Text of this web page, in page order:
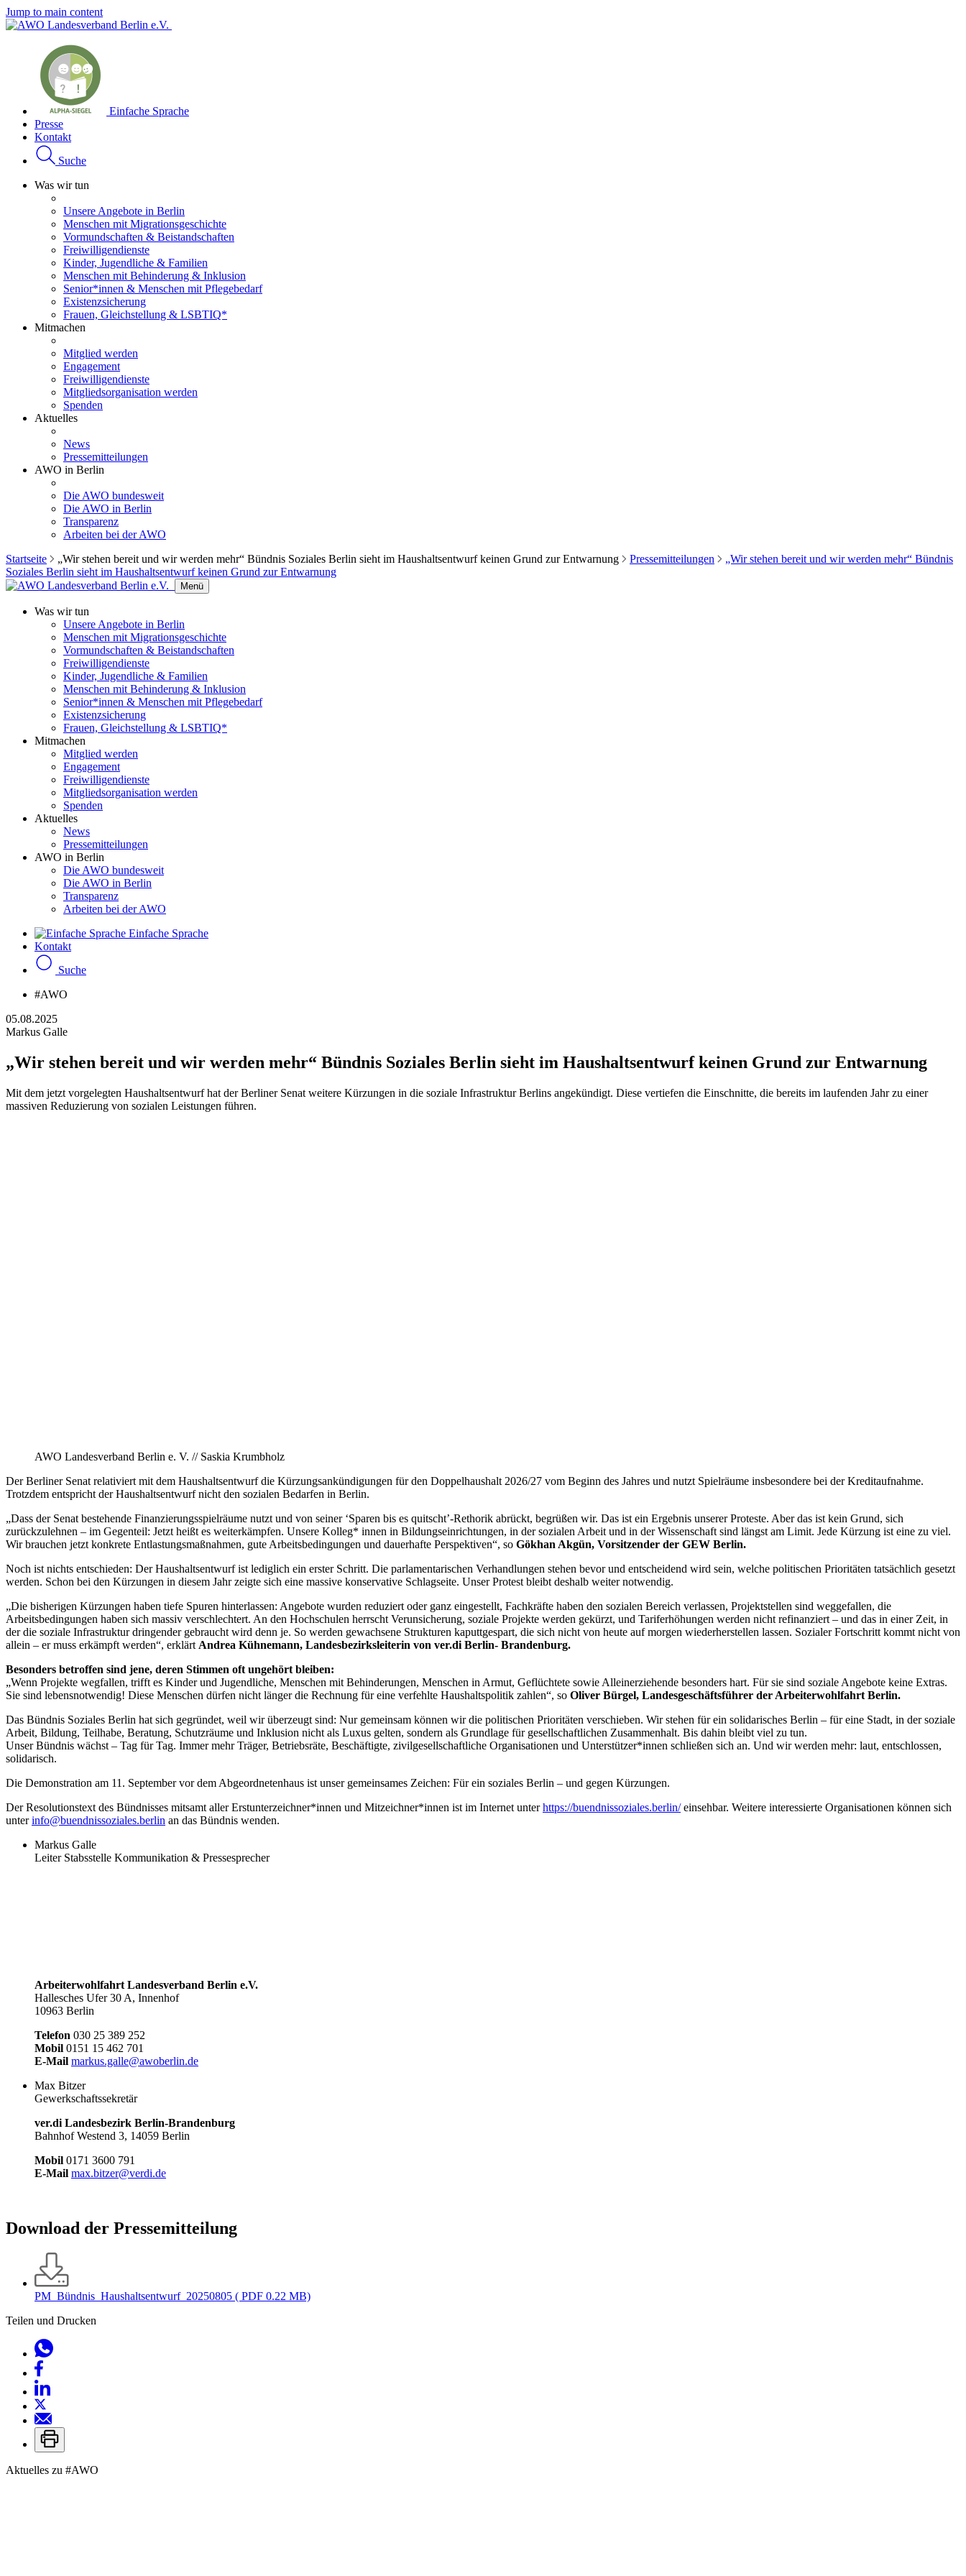
Jump to main content
Einfache Sprache
Presse
Kontakt
Suche
Was wir tun
Unsere Angebote in Berlin
Menschen mit Migrationsgeschichte
Vormundschaften & Beistandschaften
Freiwilligendienste
Kinder, Jugendliche & Familien
Menschen mit Behinderung & Inklusion
Senior*innen & Menschen mit Pflegebedarf
Existenzsicherung
Frauen, Gleichstellung & LSBTIQ*
Mitmachen
Mitglied werden
Engagement
Freiwilligendienste
Mitgliedsorganisation werden
Spenden
Aktuelles
News
Pressemitteilungen
AWO in Berlin
Die AWO bundesweit
Die AWO in Berlin
Transparenz
Arbeiten bei der AWO
Startseite
„Wir stehen bereit und wir werden mehr“ Bündnis Soziales Berlin sieht im Haushaltsentwurf keinen Grund zur Entwarnung Pressemitteilungen
„Wir stehen bereit und wir werden mehr“ Bündnis
Soziales Berlin sieht im Haushaltsentwurf keinen Grund zur Entwarnung
Menü
Was wir tun
Unsere Angebote in Berlin
Menschen mit Migrationsgeschichte
Vormundschaften & Beistandschaften
Freiwilligendienste
Kinder, Jugendliche & Familien
Menschen mit Behinderung & Inklusion
Senior*innen & Menschen mit Pflegebedarf
Existenzsicherung
Frauen, Gleichstellung & LSBTIQ*
Mitmachen
Mitglied werden
Engagement
Freiwilligendienste
Mitgliedsorganisation werden
Spenden
Aktuelles
News
Pressemitteilungen
AWO in Berlin
Die AWO bundesweit
Die AWO in Berlin
Transparenz
Arbeiten bei der AWO
Einfache Sprache
Kontakt
Suche
#AWO
05.08.2025
Markus Galle
„Wir stehen bereit und wir werden mehr“ Bündnis Soziales Berlin sieht im Haushaltsentwurf keinen Grund zur Entwarnung
Mit dem jetzt vorgelegten Haushaltsentwurf hat der Berliner Senat weitere Kürzungen in die soziale Infrastruktur Berlins angekündigt. Diese vertiefen die Einschnitte, die bereits im laufenden Jahr zu einer
massiven Reduzierung von sozialen Leistungen führen.
AWO Landesverband Berlin e. V. // Saskia Krumbholz
Der Berliner Senat relativiert mit dem Haushaltsentwurf die Kürzungsankündigungen für den Doppelhaushalt 2026/27 vom Beginn des Jahres und nutzt Spielräume insbesondere bei der Kreditaufnahme.
Trotzdem entspricht der Haushaltsentwurf nicht den sozialen Bedarfen in Berlin.
„Dass der Senat bestehende Finanzierungsspielräume nutzt und von seiner ‘Sparen bis es quitscht’-Rethorik abrückt, begrüßen wir. Das ist ein Ergebnis unserer Proteste. Aber das ist kein Grund, sich
zurückzulehnen – im Gegenteil: Jetzt heißt es weiterkämpfen. Unsere Kolleg* innen in Bildungseinrichtungen, in der sozialen Arbeit und in der Wissenschaft sind längst am Limit. Jede Kürzung ist eine zu viel.
Wir brauchen jetzt konkrete Entlastungsmaßnahmen, gute Arbeitsbedingungen und dauerhafte Perspektiven“, so Gökhan Akgün, Vorsitzender der GEW Berlin.
Noch ist nichts entschieden: Der Haushaltsentwurf ist lediglich ein erster Schritt. Die parlamentarischen Verhandlungen stehen bevor und entscheidend wird sein, welche politischen Prioritäten tatsächlich gesetzt
werden. Schon bei den Kürzungen in diesem Jahr zeigte sich eine massive konservative Schlagseite. Unser Protest bleibt deshalb weiter notwendig.
„Die bisherigen Kürzungen haben tiefe Spuren hinterlassen: Angebote wurden reduziert oder ganz eingestellt, Fachkräfte haben den sozialen Bereich verlassen, Projektstellen sind weggefallen, die
Arbeitsbedingungen haben sich massiv verschlechtert. An den Hochschulen herrscht Verunsicherung, soziale Projekte werden gekürzt, und Tariferhöhungen werden nicht refinanziert – und das in einer Zeit, in
der die soziale Infrastruktur dringender gebraucht wird denn je. So werden gewachsene Strukturen kaputtgespart, die sich nicht von heute auf morgen wiederherstellen lassen. Sozialer Fortschritt kommt nicht von
allein – er muss erkämpft werden“, erklärt Andrea Kühnemann, Landesbezirksleiterin von ver.di Berlin- Brandenburg.
Besonders betroffen sind jene, deren Stimmen oft ungehört bleiben:
„Wenn Projekte wegfallen, trifft es Kinder und Jugendliche, Menschen mit Behinderungen, Menschen in Armut, Geflüchtete sowie Alleinerziehende besonders hart. Für sie sind soziale Angebote keine Extras.
Sie sind lebensnotwendig! Diese Menschen dürfen nicht länger die Rechnung für eine verfehlte Haushaltspolitik zahlen“, so Oliver Bürgel, Landesgeschäftsführer der Arbeiterwohlfahrt Berlin.
Das Bündnis Soziales Berlin hat sich gegründet, weil wir überzeugt sind: Nur gemeinsam können wir die politischen Prioritäten verschieben. Wir stehen für ein solidarisches Berlin – für eine Stadt, in der soziale
Arbeit, Bildung, Teilhabe, Beratung, Schutzräume und Inklusion nicht als Luxus gelten, sondern als Grundlage für gesellschaftlichen Zusammenhalt. Bis dahin bleibt viel zu tun.
Unser Bündnis wächst – Tag für Tag. Immer mehr Träger, Betriebsräte, Beschäftigte, zivilgesellschaftliche Organisationen und Unterstützer*innen schließen sich an. Und wir werden mehr: laut, entschlossen,
solidarisch.
Die Demonstration am 11. September vor dem Abgeordnetenhaus ist unser gemeinsames Zeichen: Für ein soziales Berlin – und gegen Kürzungen.
Der Resolutionstext des Bündnisses mitsamt aller Erstunterzeichner*innen und Mitzeichner*innen ist im Internet unterhttps://buendnissoziales.berlin/einsehbar. Weitere interessierte Organisationen können sich
unterinfo@buendnissoziales.berlin an das Bündnis wenden.
Markus Galle
Leiter Stabsstelle Kommunikation & Pressesprecher
Arbeiterwohlfahrt Landesverband Berlin e.V.
Hallesches Ufer 30 A, Innenhof
10963 Berlin
Telefon 030 25 389 252
Mobil 0151 15 462 701
E-Mail markus.galle@awoberlin.de
Max Bitzer
Gewerkschaftssekretär
ver.di Landesbezirk Berlin-Brandenburg
Bahnhof Westend 3, 14059 Berlin
Mobil 0171 3600 791
E-Mail max.bitzer@verdi.de
Download der Pressemitteilung
PM_Bündnis_Haushaltsentwurf_20250805 ( PDF 0.22 MB)
Teilen und Drucken
Aktuelles zu #AWO